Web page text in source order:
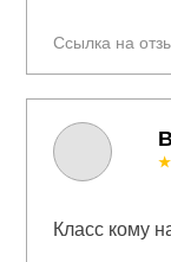
Ссылка на
Класс кому